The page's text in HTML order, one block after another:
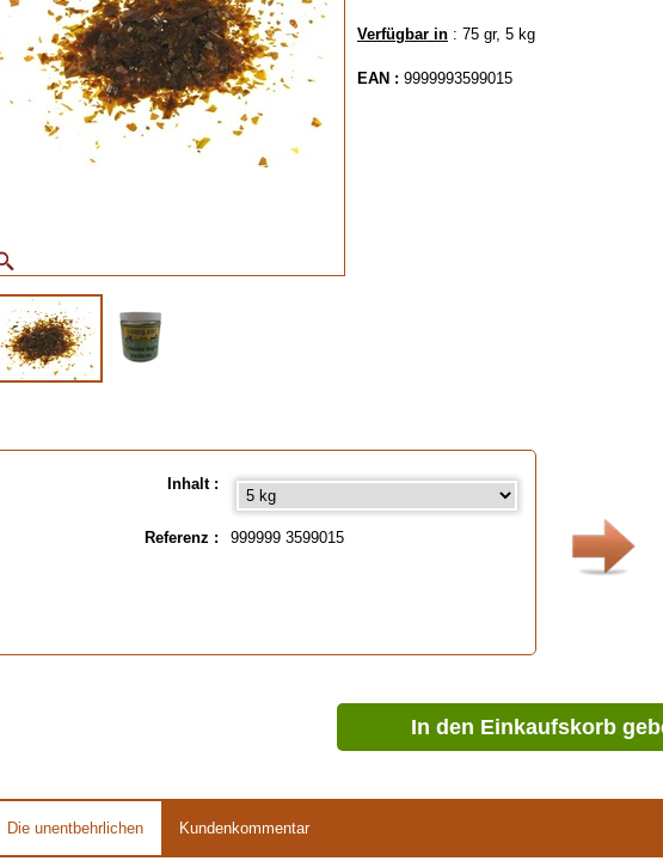
Verfügbar in : 75 gr, 5 kg
EAN : 9999993599015
Inhalt :
Referenz : 999999 3599015
In den Einkaufskorb
Die unentbehrlichen Kundenkommentar